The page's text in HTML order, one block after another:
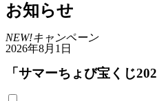
お知らせ
NEW!キャンペーン
2026年8月1日
「サマーちょび宝くじ